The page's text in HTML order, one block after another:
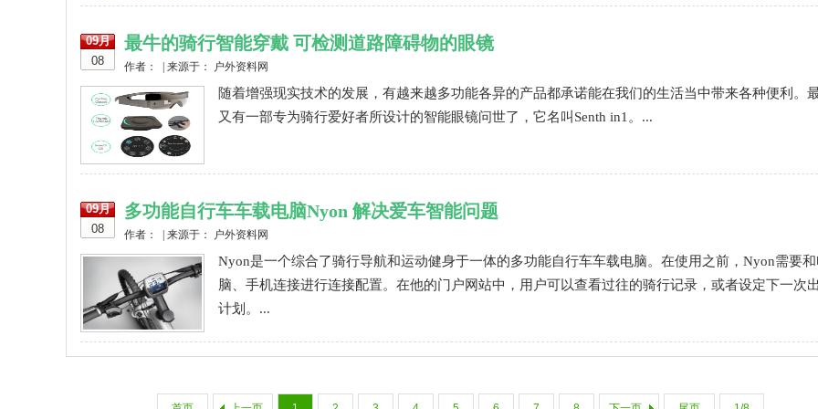
09月
08
最牛的骑行智能穿戴 可检测道路障碍物的眼镜
作者： | 来源于： 户外资料网
随着增强现实技术的发展，有越来越多功能各异的产品都承诺能在我们的生活当中带来各种便利。
又有一部专为骑行爱好者所设计的智能眼镜问世了，它名叫Senth in1。...
09月
08
多功能自行车车载电脑Nyon 解决爱车智能问题
作者： | 来源于： 户外资料网
Nyon是一个综合了骑行导航和运动健身于一体的多功能自行车车载电脑。在使用之前，Nyon需要
脑、手机连接进行连接配置。在他的门户网站中，用户可以查看过往的骑行记录，或者设定下一次
计划。...